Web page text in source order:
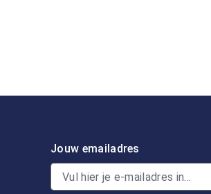
Jouw emailadres